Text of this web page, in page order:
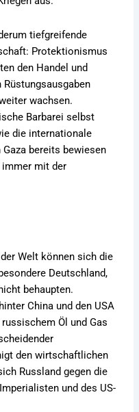
tiefgreifende
Protektionismus
den Handel und
wachsen.
Barbarei selbst
die internationale
Gaza bereits bewiesen
mit der
Welt können sich die
Deutschland,
behaupten.
China und den USA
Öl und Gas
den wirtschaftlichen
Russland gegen die
und des US-